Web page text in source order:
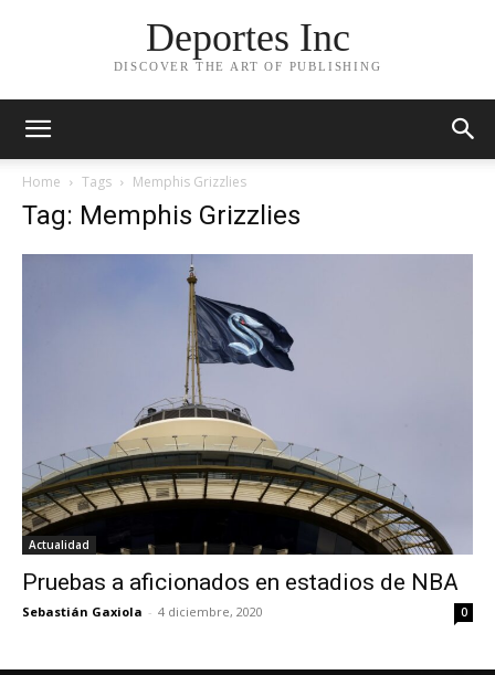
Deportes Inc
DISCOVER THE ART OF PUBLISHING
Home Tags Memphis Grizzlies
Tag: Memphis Grizzlies
Actualidad
Pruebas a aficionados en estadios de NBA
Sebastián Gaxiola - 4 diciembre, 2020 0